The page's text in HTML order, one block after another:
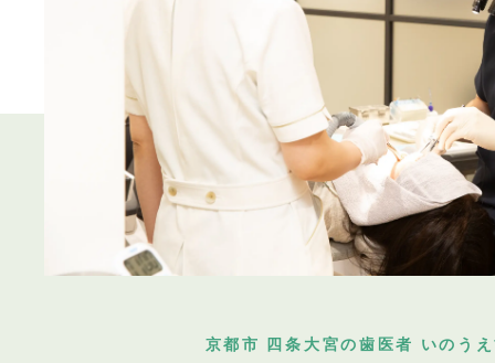
京都市 四条大宮の歯医者 いのう